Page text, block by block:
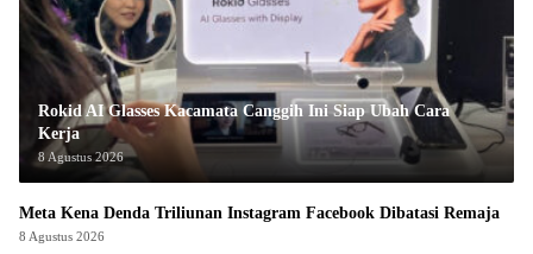
Rokid AI Glasses Kacamata Canggih Ini Siap Ubah Cara
Kerja
8 Agustus 2026
Meta Kena Denda Triliunan Instagram Facebook Dibatasi Remaja
8 Agustus 2026